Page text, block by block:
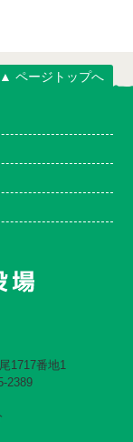
▲ ページトップへ
1717番地1
2389